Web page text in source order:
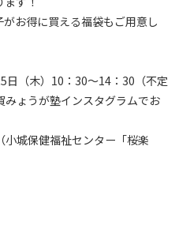
お得に買える福袋もご用意し
（木）10：30～14：30（不定
ょうが塾インスタグラムでお
城保健福祉センター「桜楽